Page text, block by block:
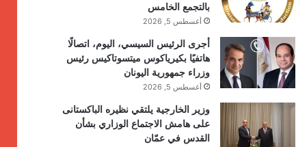
بالتجمع الخامس
أغسطس 5, 2026
أجرى الرئيس السيسي، اليوم، اتصالًا
هاتفيًا بكيرياكوس ميتسوتاكيس رئيس
وزراء جمهورية اليونان
أغسطس 5, 2026
وزير الخارجية يلتقي نظيره الباكستانى
على هامش الاجتماع الوزاري بشأن
القدس في عمّان